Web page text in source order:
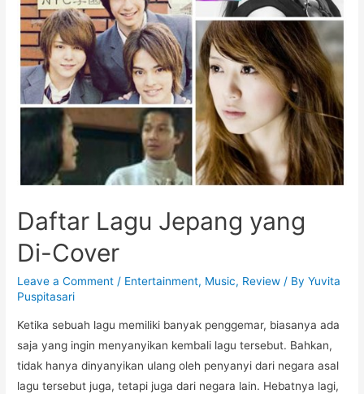
Daftar Lagu Jepang yang
Di-Cover
Leave a Comment / Entertainment, Music, Review / ByYuvita
Puspitasari
Ketika sebuah lagu memiliki banyak penggemar, biasanya ada
saja yang ingin menyanyikan kembali lagu tersebut. Bahkan,
tidak hanya dinyanyikan ulang oleh penyanyi dari negara asal
lagu tersebut juga, tetapi juga dari negara lain. Hebatnya lagi,